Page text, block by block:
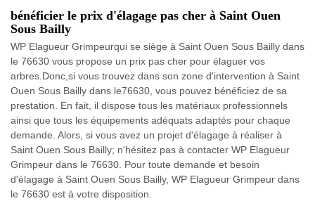
bénéficier le prix d'élagage pas cher à Saint Ouen
Sous Bailly
WP Elagueur Grimpeurqui se siège à Saint Ouen Sous Bailly dans
le 76630 vous propose un prix pas cher pour élaguer vos
arbres.Donc,si vous trouvez dans son zone d'intervention à Saint
Ouen Sous Bailly dans le76630, vous pouvez bénéficiez de sa
prestation. En fait, il dispose tous les matériaux professionnels
ainsi que tous les équipements adéquats adaptés pour chaque
demande. Alors, si vous avez un projet d'élagage à réaliser à
Saint Ouen Sous Bailly; n'hésitez pas à contacter WP Elagueur
Grimpeur dans le 76630. Pour toute demande et besoin
d'élagage à Saint Ouen Sous Bailly, WP Elagueur Grimpeur dans
le 76630 est à votre disposition.